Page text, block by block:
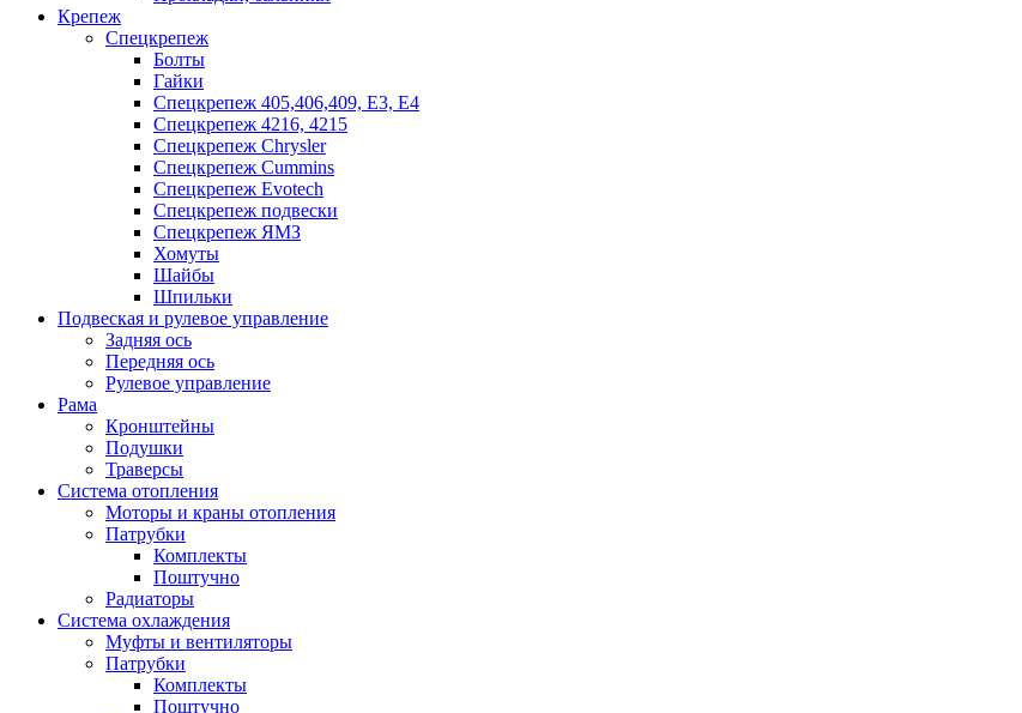
Крепеж
Спецкрепеж
Болты
Гайки
Спецкрепеж 405,406,409, Е3, Е4
Спецкрепеж 4216, 4215
Спецкрепеж Chrysler
Спецкрепеж Cummins
Спецкрепеж Evotech
Спецкрепеж подвески
Спецкрепеж ЯМЗ
Хомуты
Шайбы
Шпильки
Подвеская и рулевое управление
Задняя ось
Передняя ось
Рулевое управление
Рама
Кронштейны
Подушки
Траверсы
Система отопления
Моторы и краны отопления
Патрубки
Комплекты
Поштучно
Радиаторы
Система охлаждения
Муфты и вентиляторы
Патрубки
Комплекты
Поштучно